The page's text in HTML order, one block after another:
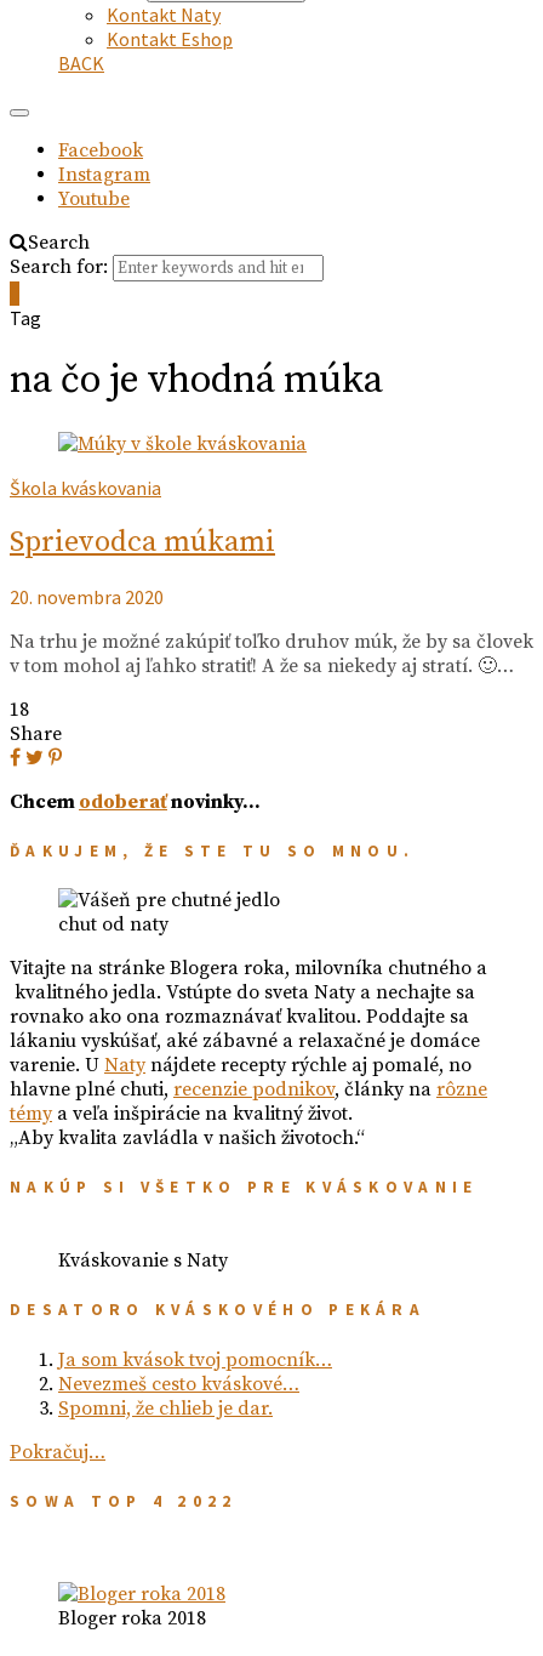
Kontakt Naty
Kontakt Eshop
BACK
Facebook
Instagram
Youtube
Search
Search for:
Tag
na čo je vhodná múka
Škola kváskovania
Sprievodca múkami
20. novembra 2020
Na trhu je možné zakúpiť toľko druhov múk, že by sa človek
v tom mohol aj ľahko stratiť! A že sa niekedy aj stratí. 🙂…
18
Share
Chcem odoberaťnovinky…
ĎAKUJEM, ŽE STE TU SO MNOU.
chut od naty
Vitajte na stránke Blogera roka, milovníka chutného a
kvalitného jedla. Vstúpte do sveta Naty a nechajte sa
rovnako ako ona rozmaznávať kvalitou. Poddajte sa
lákaniu vyskúšať, aké zábavné a relaxačné je domáce
varenie. U Natynájdete recepty rýchle aj pomalé, no
hlavne plné chuti, recenzie podnikov, články na rôzne
témya veľa inšpirácie na kvalitný život.
„Aby kvalita zavládla v našich životoch.“
NAKÚP SI VŠETKO PRE KVÁSKOVANIE
Kváskovanie s Naty
DESATORO KVÁSKOVÉHO PEKÁRA
Ja som kvások tvoj pomocník…
Nevezmeš cesto kváskové…
Spomni, že chlieb je dar.
Pokračuj…
SOWA TOP 4 2022
Bloger roka 2018